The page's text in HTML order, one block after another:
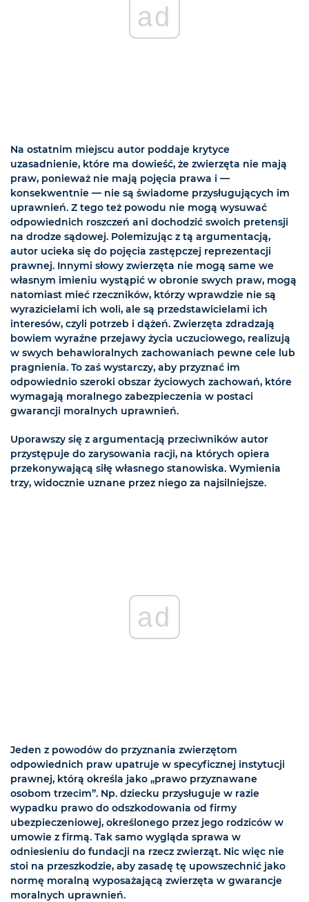
ad
Na ostatnim miejscu autor poddaje krytyce
uzasadnienie, które ma dowieść, że zwierzęta nie mają
praw, ponieważ nie mają pojęcia prawa i —
konsekwentnie — nie są świadome przysługujących im
uprawnień. Z tego też powodu nie mogą wysuwać
odpowiednich roszczeń ani dochodzić swoich pretensji
na drodze sądowej. Polemizując z tą argumentacją,
autor ucieka się do pojęcia zastępczej reprezentacji
prawnej. Innymi słowy zwierzęta nie mogą same we
własnym imieniu wystąpić w obronie swych praw, mogą
natomiast mieć rzeczników, którzy wprawdzie nie są
wyrazicielami ich woli, ale są przedstawicielami ich
interesów, czyli potrzeb i dążeń. Zwierzęta zdradzają
bowiem wyraźne przejawy życia uczuciowego, realizują
w swych behawioralnych zachowaniach pewne cele lub
pragnienia. To zaś wystarczy, aby przyznać im
odpowiednio szeroki obszar życiowych zachowań, które
wymagają moralnego zabezpieczenia w postaci
gwarancji moralnych uprawnień.
Uporawszy się z argumentacją przeciwników autor
przystępuje do zarysowania racji, na których opiera
przekonywającą siłę własnego stanowiska. Wymienia
trzy, widocznie uznane przez niego za najsilniejsze.
ad
Jeden z powodów do przyznania zwierzętom
odpowiednich praw upatruje w specyficznej instytucji
prawnej, którą określa jako „prawo przyznawane
osobom trzecim”. Np. dziecku przysługuje w razie
wypadku prawo do odszkodowania od firmy
ubezpieczeniowej, określonego przez jego rodziców w
umowie z firmą. Tak samo wygląda sprawa w
odniesieniu do fundacji na rzecz zwierząt. Nic więc nie
stoi na przeszkodzie, aby zasadę tę upowszechnić jako
normę moralną wyposażającą zwierzęta w gwarancje
moralnych uprawnień.